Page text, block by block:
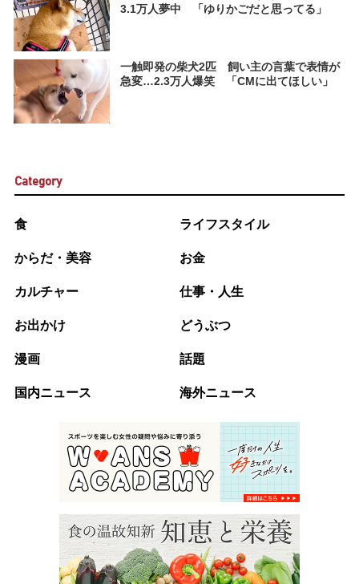
3.1万人夢中 「ゆりかごだと思ってる」
一触即発の柴犬2匹 飼い主の言葉で表情が
急変…2.3万人爆笑 「CMに出てほしい」
Category
食 ライフスタイル
からだ・美容 お金
カルチャー 仕事・人生
お出かけ どうぶつ
漫画 話題
国内ニュース 海外ニュース